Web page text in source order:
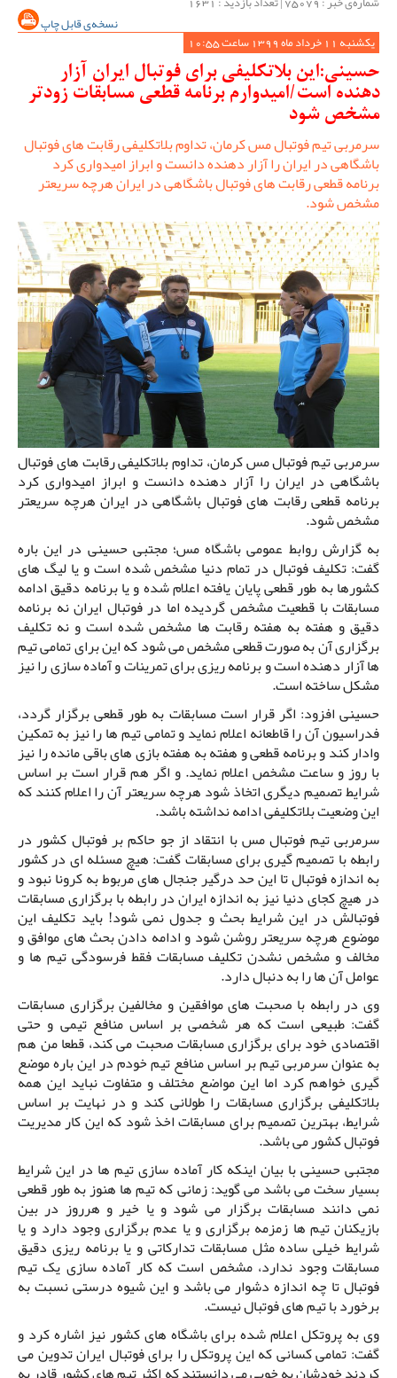
نسخه‌ی قابل چاپ
یکشنبه 11 خرداد ماه 1399 ساعت 10:55
حسینی:این بلاتکلیفی برای فوتبال ایران آزار
دهنده است/امیدوارم برنامه قطعی مسابقات زودتر
مشخص شود
سرمربی تیم فوتبال مس کرمان، تداوم بلاتکلیفی رقابت های فوتبال
باشگاهی در ایران را آزار دهنده دانست و ابراز امیدواری کرد
برنامه قطعی رقابت های فوتبال باشگاهی در ایران هرچه سریعتر
مشخص شود.
سرمربی تیم فوتبال مس کرمان، تداوم بلاتکلیفی رقابت های فوتبال
باشگاهی در ایران را آزار دهنده دانست و ابراز امیدواری کرد
برنامه قطعی رقابت های فوتبال باشگاهی در ایران هرچه سریعتر
مشخص شود.
به گزارش روابط عمومی باشگاه مس؛ مجتبی حسینی در این باره
گفت: تکلیف فوتبال در تمام دنیا مشخص شده است و یا لیگ های
کشورها به طور قطعی پایان یافته اعلام شده و یا برنامه دقیق ادامه
مسابقات با قطعیت مشخص گردیده اما در فوتبال ایران نه برنامه
دقیق و هفته به هفته رقابت ها مشخص شده است و نه تکلیف
برگزاری آن به صورت قطعی مشخص می شود که این برای تمامی تیم
ها آزار دهنده است و برنامه ریزی برای تمرینات و آماده سازی را نیز
مشکل ساخته است.
حسینی افزود: اگر قرار است مسابقات به طور قطعی برگزار گردد،
فدراسیون آن را قاطعانه اعلام نماید و تمامی تیم ها را نیز به تمکین
وادار کند و برنامه قطعی و هفته به هفته بازی های باقی مانده را نیز
با روز و ساعت مشخص اعلام نماید. و اگر هم قرار است بر اساس
شرایط تصمیم دیگری اتخاذ شود هرچه سریعتر آن را اعلام کنند که
این وضعیت بلاتکلیفی ادامه نداشته باشد.
سرمربی تیم فوتبال مس با انتقاد از جو حاکم بر فوتبال کشور در
رابطه با تصمیم گیری برای مسابقات گفت: هیچ مسئله ای در کشور
به اندازه فوتبال تا این حد درگیر جنجال های مربوط به کرونا نبود و
در هیچ کجای دنیا نیز به اندازه ایران در رابطه با برگزاری مسابقات
فوتبالش در این شرایط بحث و جدول نمی شود! باید تکلیف این
موضوع هرچه سریعتر روشن شود و ادامه دادن بحث های موافق و
مخالف و مشخص نشدن تکلیف مسابقات فقط فرسودگی تیم ها و
عوامل آن ها را به دنبال دارد.
وی در رابطه با صحبت های موافقین و مخالفین برگزاری مسابقات
گفت: طبیعی است که هر شخصی بر اساس منافع تیمی و حتی
اقتصادی خود برای برگزاری مسابقات صحبت می کند، قطعا من هم
به عنوان سرمربی تیم بر اساس منافع تیم خودم در این باره موضع
گیری خواهم کرد اما این مواضع مختلف و متفاوت نباید این همه
بلاتکلیفی برگزاری مسابقات را طولانی کند و در نهایت بر اساس
شرایط، بهترین تصمیم برای مسابقات اخذ شود که این کار مدیریت
فوتبال کشور می باشد.
مجتبی حسینی با بیان اینکه کار آماده سازی تیم ها در این شرایط
بسیار سخت می باشد می گوید: زمانی که تیم ها هنوز به طور قطعی
نمی دانند مسابقات برگزار می شود و یا خیر و هرروز در بین
بازیکنان تیم ها زمزمه برگزاری و یا عدم برگزاری وجود دارد و یا
شرایط خیلی ساده مثل مسابقات تدارکاتی و یا برنامه ریزی دقیق
مسابقات وجود ندارد، مشخص است که کار آماده سازی یک تیم
فوتبال تا چه اندازه دشوار می باشد و این شیوه درستی نسبت به
برخورد با تیم های فوتبال نیست.
وی به پروتکل اعلام شده برای باشگاه های کشور نیز اشاره کرد و
گفت: تمامی کسانی که این پروتکل را برای فوتبال ایران تدوین می